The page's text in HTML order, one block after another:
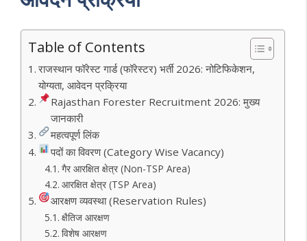
at
e
Table of Contents
राजस्थान फॉरेस्ट गार्ड (फॉरेस्टर) भर्ती 2026: नोटिफिकेशन,
योग्यता, आवेदन प्रक्रिया
Rajasthan Forester Recruitment 2026: मुख्य
जानकारी
महत्वपूर्ण लिंक
पदों का विवरण (Category Wise Vacancy)
गैर आरक्षित क्षेत्र (Non-TSP Area)
आरक्षित क्षेत्र (TSP Area)
आरक्षण व्यवस्था (Reservation Rules)
क्षैतिज आरक्षण
विशेष आरक्षण